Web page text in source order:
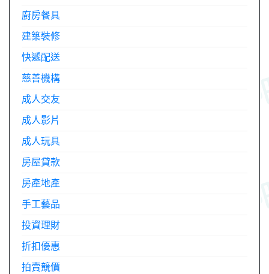
廚房餐具
建築裝修
快遞配送
慈善機構
成人交友
成人影片
成人玩具
房屋貸款
房產地產
手工藝品
投資理財
折扣優惠
拍賣競價